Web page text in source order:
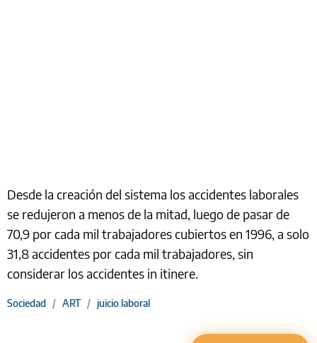
Desde la creación del sistema los accidentes laborales
se redujeron a menos de la mitad, luego de pasar de
70,9 por cada mil trabajadores cubiertos en 1996, a solo
31,8 accidentes por cada mil trabajadores, sin
considerar los accidentes in itinere.
Sociedad / ART / juicio laboral